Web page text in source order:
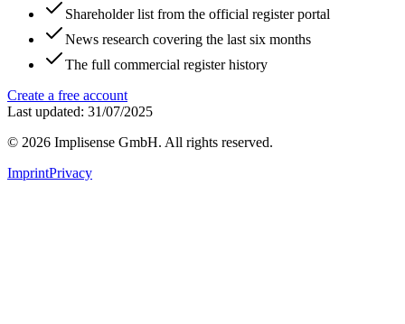
Shareholder list from the official register portal
News research covering the last six months
The full commercial register history
Create a free account
Last updated: 31/07/2025
© 2026 Implisense GmbH. All rights reserved.
ImprintPrivacy